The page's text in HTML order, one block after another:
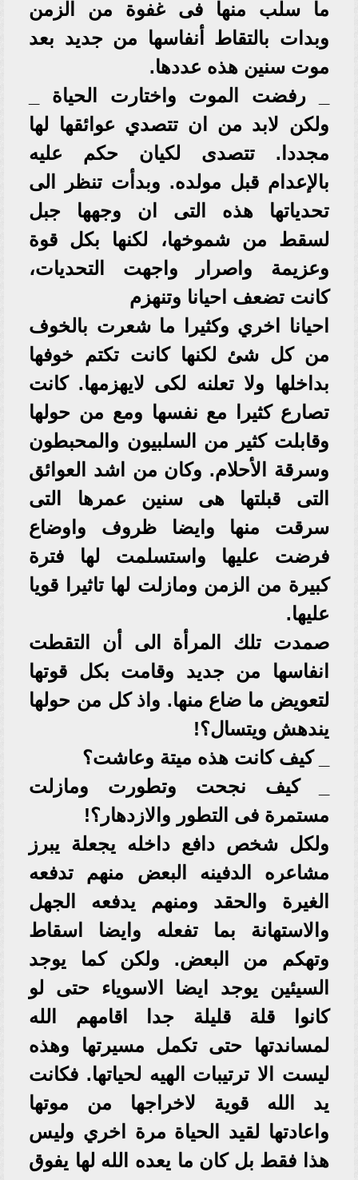
ما سلب منها فى غفوة من الزمن
وبدات بالتقاط أنفاسها من جديد بعد
موت سنين هذه عددها.
_ رفضت الموت واختارت الحياة _
ولكن لابد من ان تتصدي عوائقها لها
مجددا. تتصدى لكيان حكم عليه
بالإعدام قبل مولده. وبدأت تنظر الى
تحدياتها هذه التى ان وجهها جبل
لسقط من شموخها، لكنها بكل قوة
وعزيمة واصرار واجهت التحديات،
كانت تضعف احيانا وتنهزم
احيانا اخري وكثيرا ما شعرت بالخوف
من كل شئ لكنها كانت تكتم خوفها
بداخلها ولا تعلنه لكى لايهزمها. كانت
تصارع كثيرا مع نفسها ومع من حولها
وقابلت كثير من السلبيون والمحبطون
وسرقة الأحلام. وكان من اشد العوائق
التى قبلتها هى سنين عمرها التى
سرقت منها وايضا ظروف واوضاع
فرضت عليها واستسلمت لها فترة
كبيرة من الزمن ومازلت لها تاثيرا قويا
عليها.
صمدت تلك المرأة الى أن التقطت
انفاسها من جديد وقامت بكل قوتها
لتعويض ما ضاع منها. واذ كل من حولها
يندهش ويتسال؟!
_ كيف كانت هذه ميتة وعاشت؟
_ كيف نجحت وتطورت ومازلت
مستمرة فى التطور والازدهار؟!
ولكل شخص دافع داخله يجعلة يبرز
مشاعره الدفينه البعض منهم تدفعه
الغيرة والحقد ومنهم يدفعه الجهل
والاستهانة بما تفعله وايضا اسقاط
وتهكم من البعض. ولكن كما يوجد
السيئين يوجد ايضا الاسوياء حتى لو
كانوا قلة قليلة جدا اقامهم الله
لمساندتها حتى تكمل مسيرتها وهذه
ليست الا ترتيبات الهيه لحياتها. فكانت
يد الله قوية لاخراجها من موتها
واعادتها لقيد الحياة مرة اخري وليس
هذا فقط بل كان ما يعده الله لها يفوق